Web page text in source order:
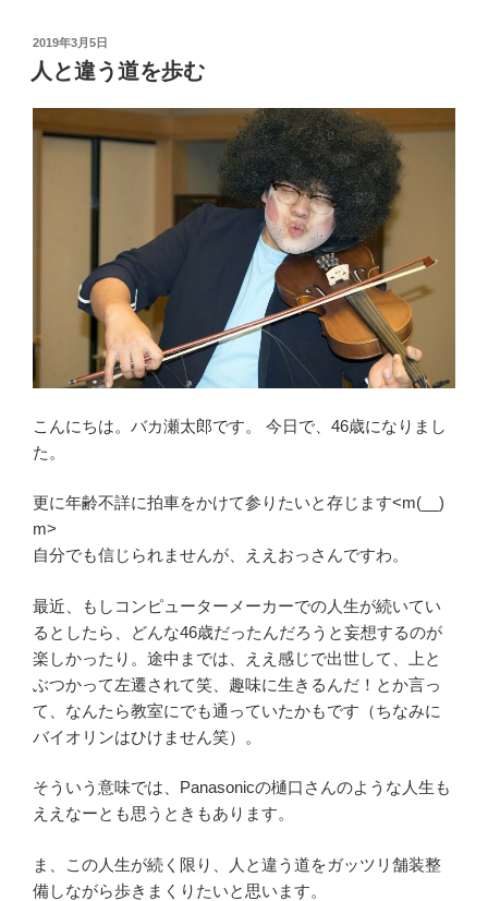
投
稿
日:
2019年3月5日
人と違う道を歩む
こんにちは。バカ瀬太郎です。 今日で、46歳になりまし
た。
更に年齢不詳に拍車をかけて参りたいと存じます<m(__)
m>
自分でも信じられませんが、ええおっさんですわ。
最近、もしコンピューターメーカーでの人生が続いてい
るとしたら、どんな46歳だったんだろうと妄想するのが
楽しかったり。途中までは、ええ感じで出世して、上と
ぶつかって左遷されて笑、趣味に生きるんだ！とか言っ
て、なんたら教室にでも通っていたかもです（ちなみに
バイオリンはひけません笑）。
そういう意味では、Panasonicの樋口さんのような人生も
ええなーとも思うときもあります。
ま、この人生が続く限り、人と違う道をガッツリ舗装整
備しながら歩きまくりたいと思います。